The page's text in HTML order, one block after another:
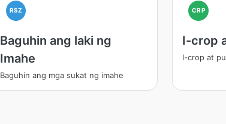
RSZ
Baguhin ang laki ng
Imahe
Baguhin ang mga sukat ng imahe
CRP
I-crop
I-crop at